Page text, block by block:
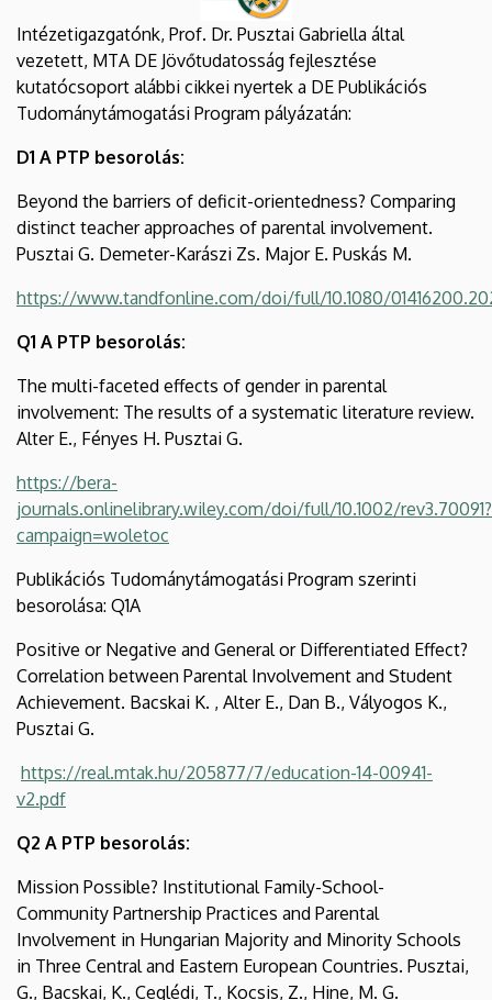
Intézetigazgatónk, Prof. Dr. Pusztai Gabriella által
vezetett, MTA DE Jövőtudatosság fejlesztése
kutatócsoport alábbi cikkei nyertek a DE Publikációs
Tudománytámogatási Program pályázatán:
D1 A PTP besorolás:
Beyond the barriers of deficit-orientedness? Comparing
distinct teacher approaches of parental involvement.
Pusztai G. Demeter-Karászi Zs. Major E. Puskás M.
https://www.tandfonline.com/doi/full/10.1080/
Q1 A PTP besorolás:
The multi-faceted effects of gender in parental
involvement: The results of a systematic literature review.
Alter E., Fényes H. Pusztai G.
https://bera-
journals.onlinelibrary.wiley.com/doi/full/10.1002/rev3.70091?
campaign=woletoc
Publikációs Tudománytámogatási Program szerinti
besorolása: Q1A
Positive or Negative and General or Differentiated Effect?
Correlation between Parental Involvement and Student
Achievement. Bacskai K. , Alter E., Dan B., Vályogos K.,
Pusztai G.
https://real.mtak.hu/205877/7/education-14-00941-
v2.pdf
Q2 A PTP besorolás:
Mission Possible? Institutional Family-School-
Community Partnership Practices and Parental
Involvement in Hungarian Majority and Minority Schools
in Three Central and Eastern European Countries. Pusztai,
G., Bacskai, K., Ceglédi, T., Kocsis, Z., Hine, M. G.